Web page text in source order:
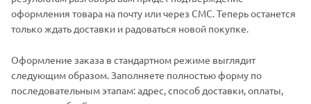
оформления товара на почту или через СМС. Теперь останется
только ждать доставки и радоваться новой покупке.
Оформление заказа в стандартном режиме выглядит
следующим образом. Заполняете полностью форму по
последовательным этапам: адрес, способ доставки, оплаты,